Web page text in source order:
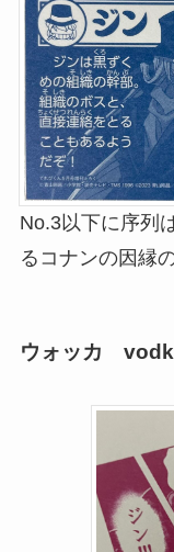
No.3以下に序列
るコナンの因縁
ウォッカ